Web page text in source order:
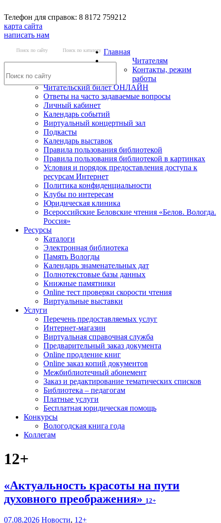
Телефон для справок: 8 8172 759212
карта сайта
написать нам
Поиск по сайту Поиск по каталогу Главная
Читателям
Контакты, режим
работы
Читательский билет ОНЛАЙН
Ответы на часто задаваемые вопросы
Личный кабинет
Календарь событий
Виртуальный концертный зал
Подкасты
Календарь выставок
Правила пользования библиотекой
Правила пользования библиотекой в картинках
Условия и порядок предоставления доступа к
ресурсам Интернет
Политика конфиденциальности
Клубы по интересам
Юридическая клиника
Всероссийские Беловские чтения «Белов. Вологда.
Россия»
Ресурсы
Каталоги
Электронная библиотека
Память Вологды
Календарь знаменательных дат
Полнотекстовые базы данных
Книжные памятники
Online тест проверки скорости чтения
Виртуальные выставки
Услуги
Перечень предоставляемых услуг
Интернет-магазин
Виртуальная справочная служба
Предварительный заказ документа
Online продление книг
Online заказ копий документов
Межбиблиотечный абонемент
Заказ и редактирование тематических списков
Библиотека – педагогам
Платные услуги
Бесплатная юридическая помощь
Конкурсы
Вологодская книга года
Коллегам
12+
«Актуальность красоты на пути
духовного преображения» 12+
07.08.2026 Новости, 12+